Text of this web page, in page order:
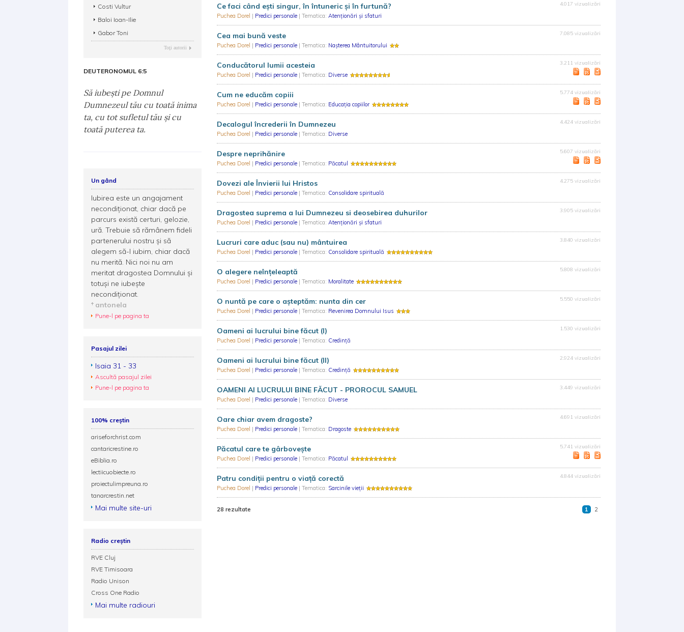
Ce faci când ești singur, în întuneric și în furtună?
Puchea Dorel | Predici personale | Tematica: Atenționări și sfaturi
4.017 vizualizări
Cea mai bună veste
Puchea Dorel | Predici personale | Tematica: Nașterea Mântuitorului
7.085 vizualizări
Conducătorul lumii acesteia
Puchea Dorel | Predici personale | Tematica: Diverse
3.211 vizualizări
Cum ne educăm copiii
Puchea Dorel | Predici personale | Tematica: Educația copiilor
5.774 vizualizări
Decalogul încrederii în Dumnezeu
Puchea Dorel | Predici personale | Tematica: Diverse
4.424 vizualizări
Despre neprihănire
Puchea Dorel | Predici personale | Tematica: Păcatul
5.607 vizualizări
Dovezi ale Învierii lui Hristos
Puchea Dorel | Predici personale | Tematica: Consolidare spirituală
4.275 vizualizări
Dragostea suprema a lui Dumnezeu si deosebirea duhurilor
Puchea Dorel | Predici personale | Tematica: Atenționări și sfaturi
3.905 vizualizări
Lucruri care aduc (sau nu) mântuirea
Puchea Dorel | Predici personale | Tematica: Consolidare spirituală
3.840 vizualizări
O alegere neînțeleaptă
Puchea Dorel | Predici personale | Tematica: Moralitate
5.808 vizualizări
O nuntă pe care o așteptăm: nunta din cer
Puchea Dorel | Predici personale | Tematica: Revenirea Domnului Isus
5.550 vizualizări
Oameni ai lucrului bine făcut (I)
Puchea Dorel | Predici personale | Tematica: Credință
1.530 vizualizări
Oameni ai lucrului bine făcut (II)
Puchea Dorel | Predici personale | Tematica: Credință
2.924 vizualizări
OAMENI AI LUCRULUI BINE FĂCUT - PROROCUL SAMUEL
Puchea Dorel | Predici personale | Tematica: Diverse
3.449 vizualizări
Oare chiar avem dragoste?
Puchea Dorel | Predici personale | Tematica: Dragoste
4.691 vizualizări
Păcatul care te gârbovește
Puchea Dorel | Predici personale | Tematica: Păcatul
5.741 vizualizări
Patru condiții pentru o viață corectă
Puchea Dorel | Predici personale | Tematica: Sarcinile vieții
4.844 vizualizări
28 rezultate 1 2
Costi Vultur
Baloi Ioan-Ilie
Gabor Toni
Toţi autorii
DEUTERONOMUL 6:5
Să iubeşti pe Domnul
Dumnezeul tău cu toată inima
ta, cu tot sufletul tău şi cu
toată puterea ta.
Un gând
Iubirea este un angajament
necondiţionat, chiar dacă pe
parcurs există certuri, gelozie,
ură. Trebuie să rămânem fideli
partenerului nostru şi să
alegem să-l iubim, chiar dacă
nu merită. Nici noi nu am
meritat dragostea Domnului şi
totuşi ne iubeşte
necondiţionat.
antonela
Pune-l pe pagina ta
Pasajul zilei
Isaia 31 - 33
Ascultă pasajul zilei
Pune-l pe pagina ta
100% creștin
ariseforchrist.com
cantaricrestine.ro
eBiblia.ro
lectiicuobiecte.ro
proiectulimpreuna.ro
tanarcrestin.net
Mai multe site-uri
Radio creștin
RVE Cluj
RVE Timisoara
Radio Unison
Cross One Radio
Mai multe radiouri